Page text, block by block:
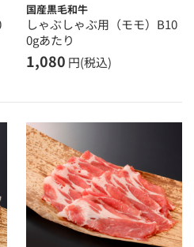
国産黒毛和牛
しゃぶしゃぶ用（モモ）B10
0gあたり
1,080 円(税込)